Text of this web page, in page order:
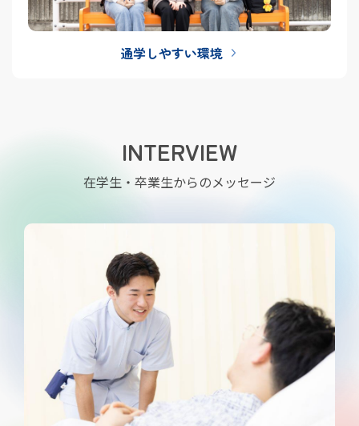
通学しやすい環境
INTERVIEW
在学生・卒業生からのメッセージ